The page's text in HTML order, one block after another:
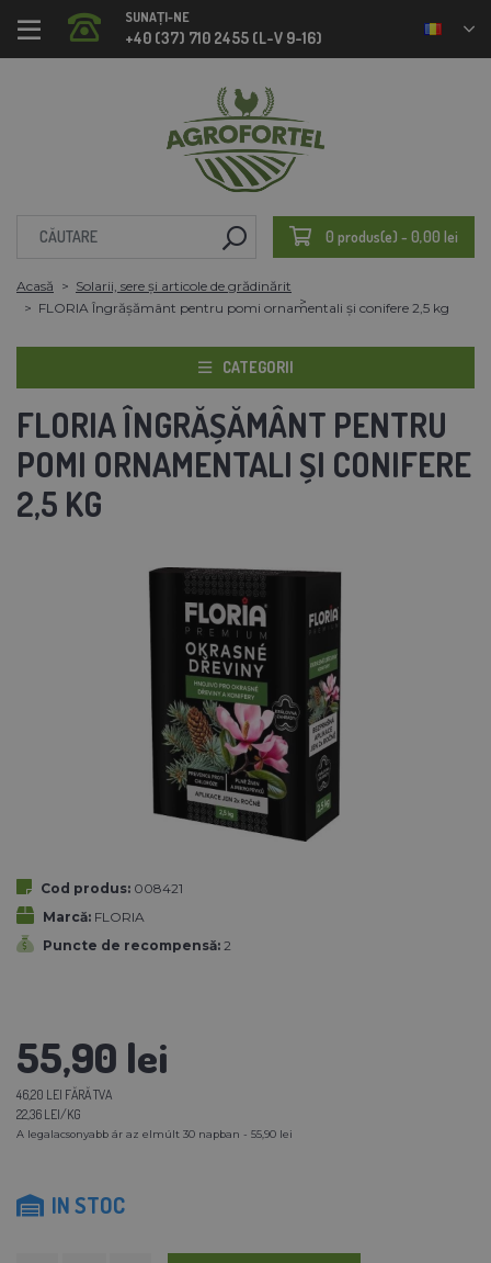
SUNAȚI-NE
+40 (37) 710 2455 (L-V 9-16)
0 produs(e) - 0,00 lei
Acasă
Solarii, sere și articole de grădinărit
FLORIA Îngrășământ pentru pomi ornamentali și conifere 2,5 kg
CATEGORII
FLORIA ÎNGRĂȘĂMÂNT PENTRU
POMI ORNAMENTALI ȘI CONIFERE
2,5 KG
Cod produs: 008421
Marcă: FLORIA
Puncte de recompensă: 2
55,90 lei
46,20 LEI FĂRĂ TVA
22,36 LEI/KG
A legalacsonyabb ár az elmúlt 30 napban - 55,90 lei
IN STOC